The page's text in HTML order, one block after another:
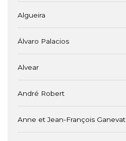
Algueira
Álvaro Palacios
Alvear
André Robert
Anne et Jean-François Ganevat